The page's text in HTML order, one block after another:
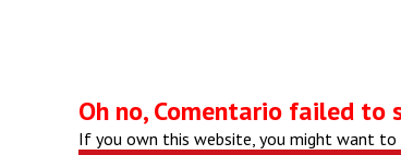
Oh no, Comentario failed to
If you own this website, you might want